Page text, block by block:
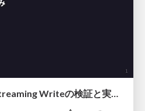
ReproでのicebergのStreaming Writeの検証と実運用にむけた取り組み